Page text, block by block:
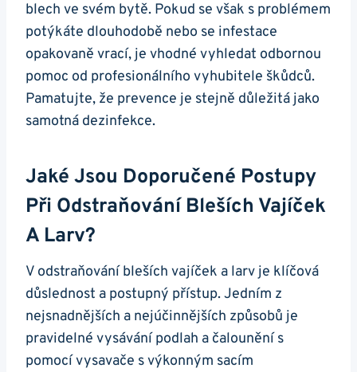
blech ve svém bytě. Pokud se však s problémem
potýkáte dlouhodobě nebo se infestace
opakovaně vrací, je vhodné vyhledat odbornou
pomoc od profesionálního vyhubitele škůdců.
Pamatujte, že prevence je stejně důležitá jako
samotná dezinfekce.
Jaké Jsou Doporučené Postupy
Při Odstraňování Bleších Vajíček
A Larv?
V odstraňování bleších vajíček a larv je klíčová
důslednost a postupný přístup. Jedním z
nejsnadnějších a nejúčinnějších způsobů je
pravidelné vysávání podlah a čalounění s
pomocí vysavače s výkonným sacím